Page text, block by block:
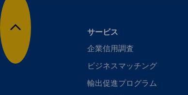
トップに戻る
サービス
企業信用調査
ビジネスマッチング
輸出促進プログラム